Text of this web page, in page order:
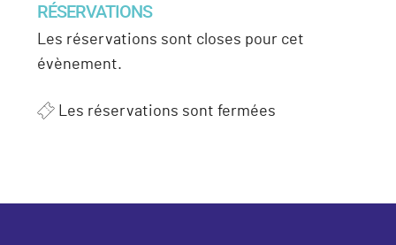
RÉSERVATIONS
Les réservations sont closes pour cet
évènement.
Les réservations sont fermées